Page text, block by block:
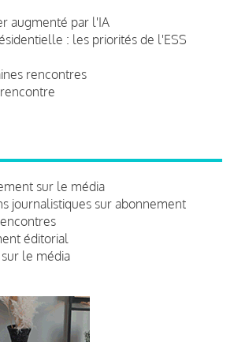
augmenté par l'IA
: les priorités de l'ESS
rencontres
sur le média
journalistiques sur abonnement
éditorial
le média